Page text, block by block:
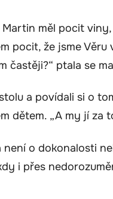
měl pocit viny,
pocit, že jsme
častěji?“ ptala se
a povídali si o
dětem. „A my jí za
o dokonalosti
i přes